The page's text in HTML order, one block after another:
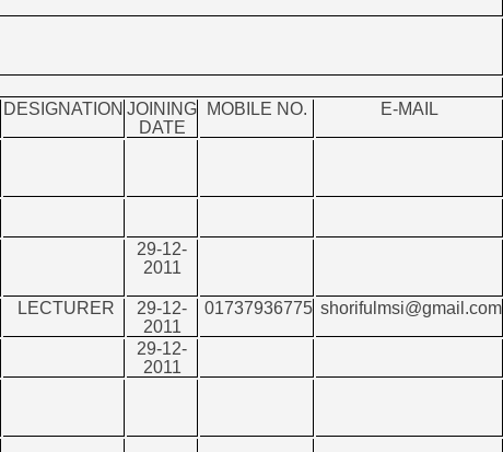
DESIGNATION JOINING
DATE
MOBILE NO. E-MAIL
29-12-
2011
LECTURER
29-12-
2011
01737936775 shorifulmsi@gmail.com
29-12-
2011